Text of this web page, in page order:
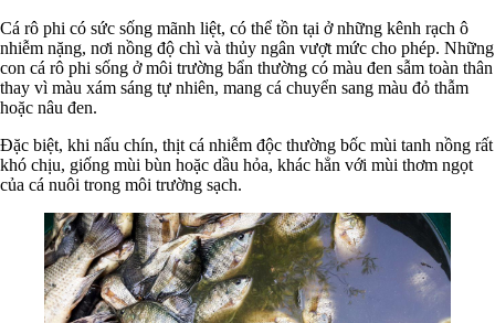
Cá rô phi có sức sống mãnh liệt, có thể tồn tại ở những kênh rạch ô
nhiễm nặng, nơi nồng độ chì và thủy ngân vượt mức cho phép. Những
con cá rô phi sống ở môi trường bẩn thường có màu đen sẫm toàn thân
thay vì màu xám sáng tự nhiên, mang cá chuyển sang màu đỏ thẫm
hoặc nâu đen.
Đặc biệt, khi nấu chín, thịt cá nhiễm độc thường bốc mùi tanh nồng rất
khó chịu, giống mùi bùn hoặc dầu hỏa, khác hẳn với mùi thơm ngọt
của cá nuôi trong môi trường sạch.